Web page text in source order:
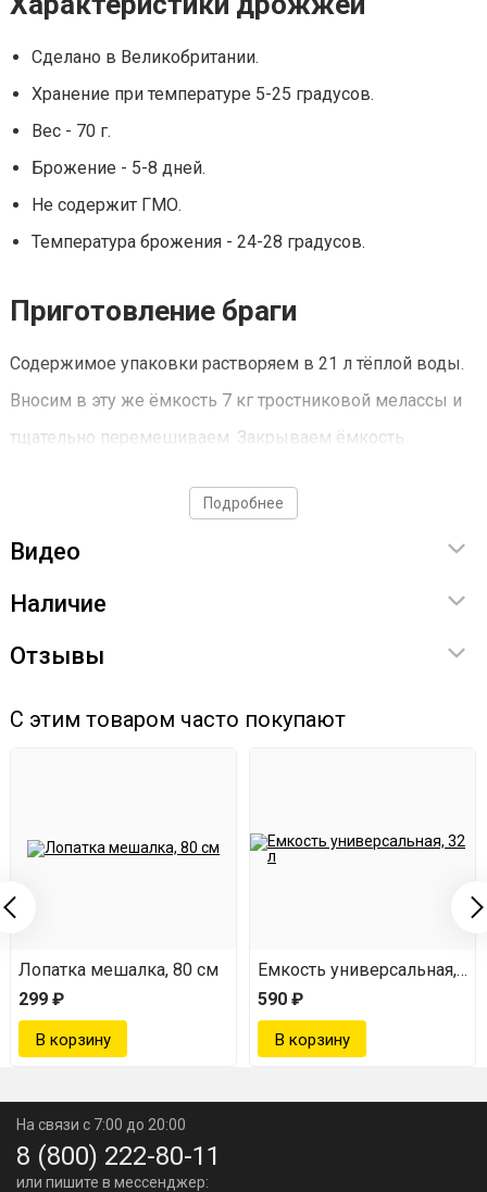
Сделано в Великобритании.
Хранение при температуре 5-25 градусов.
Вес - 70 г.
Брожение - 5-8 дней.
Не содержит ГМО.
Температура брожения - 24-28 градусов.
Приготовление браги
Содержимое упаковки растворяем в 21 л тёплой воды.
Вносим в эту же ёмкость 7 кг тростниковой мелассы и
тщательно перемешиваем. Закрываем ёмкость
Подробнее
Видео
Наличие
Отзывы
С этим товаром часто покупают
Лопатка мешалка, 80 см
299 ₽
Емкость универсальная, 32
590 ₽
На связи с 7:00 до 20:00
8 (800) 222-80-11
или пишите в мессенджер: